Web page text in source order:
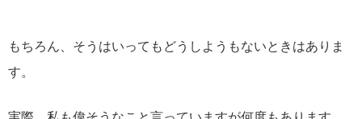
もちろん、そうはいってもどうしようもないときはありま
す。